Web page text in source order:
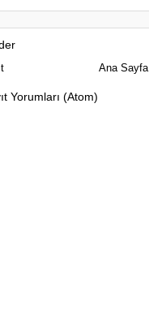
Ana Sayfa
Yorumları (Atom)